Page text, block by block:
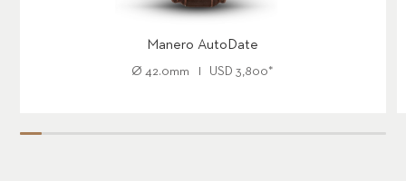
Manero AutoDate
Ø 42.0mm USD 3,800*